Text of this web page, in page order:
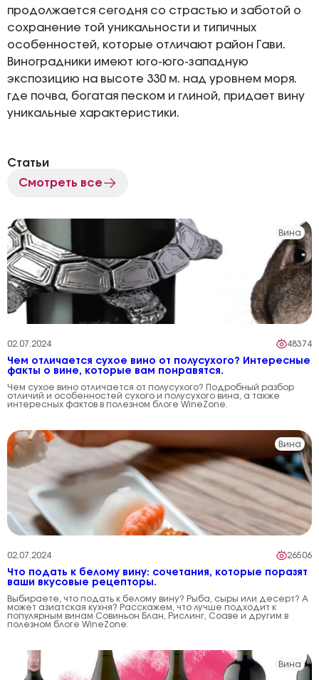
продолжается сегодня со страстью и заботой о
сохранение той уникальности и типичных
особенностей, которые отличают район Гави.
Виноградники имеют юго-юго-западную
экспозицию на высоте 330 м. над уровнем моря.
где почва, богатая песком и глиной, придает вину
уникальные характеристики.
Статьи
Смотреть все
Вина
02.07.2024 48374
Чем отличается сухое вино от полусухого? Интересные
факты о вине, которые вам понравятся.
Чем сухое вино отличается от полусухого? Подробный разбор
отличий и особенностей сухого и полусухого вина, а также
интересных фактов в полезном блоге WineZone.
Вина
02.07.2024 26506
Что подать к белому вину: сочетания, которые поразят
ваши вкусовые рецепторы.
Выбираете, что подать к белому вину? Рыба, сыры или десерт? А
может азиатская кухня? Расскажем, что лучше подходит к
популярным винам Совиньон Блан, Рислинг, Соаве и другим в
полезном блоге WineZone.
Вина